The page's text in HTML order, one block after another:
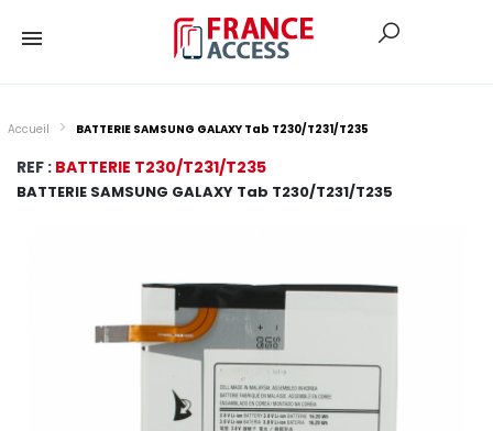
Accueil BATTERIE SAMSUNG GALAXY Tab T230/T231/T235
REF : BATTERIE T230/T231/T235
BATTERIE SAMSUNG GALAXY Tab T230/T231/T235